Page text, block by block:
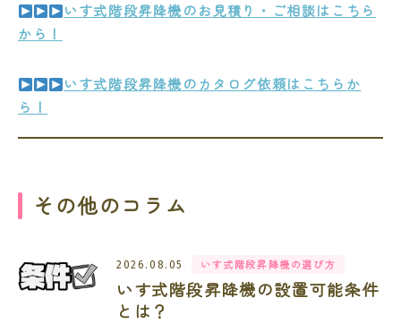
いす式階段昇降機のお見積り・ご相談はこちら
から！
いす式階段昇降機のカタログ依頼はこちらか
ら！
その他のコラム
2026.08.05 いす式階段昇降機の選び方
いす式階段昇降機の設置可能条件
とは？